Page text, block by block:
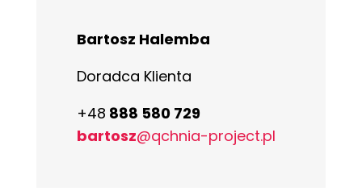
Bartosz Halemba
Doradca Klienta
+48 888 580 729
bartosz@qchnia-project.pl